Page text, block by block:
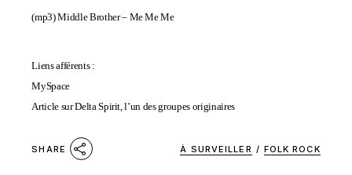
(mp3)Middle Brother – Me Me Me
Liens afférents :
MySpace
Article sur Delta Spirit, l’un des groupes originaires
SHARE À SURVEILLER / FOLK ROCK